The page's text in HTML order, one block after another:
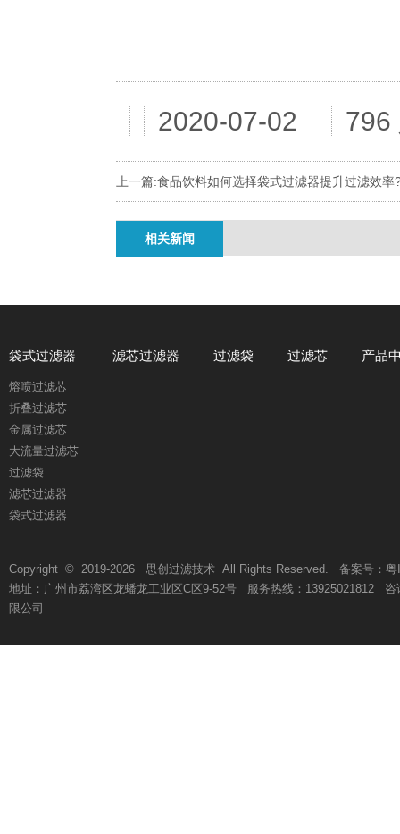
2020-07-02 796
上一篇:食品饮料如何选择袋式过滤器提升过滤效率
相关新闻
袋式过滤器
熔喷过滤芯
折叠过滤芯
金属过滤芯
大流量过滤芯
过滤袋
滤芯过滤器
袋式过滤器
滤芯过滤器 过滤袋 过滤芯 产品
Copyright © 2019-2026 思创过滤技术 All Rights Reserved. 备案号： 粤
地址：广州市荔湾区龙蟠龙工业区C区9-52号 服务热线：13925021812
限公司